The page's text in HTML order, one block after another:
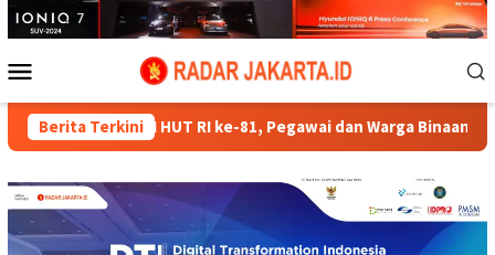
Loncat
ke
Mobile
Berita Terkini
HUT RI ke-81, Pegawai dan Warga Binaan Antusias Ikut